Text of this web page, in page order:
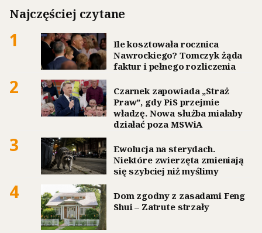
Najczęściej czytane
1
Ile kosztowała rocznica
Nawrockiego? Tomczyk żąda
faktur i pełnego rozliczenia
2
Czarnek zapowiada „Straż
Praw”, gdy PiS przejmie
władzę. Nowa służba miałaby
działać poza MSWiA
3
Ewolucja na sterydach.
Niektóre zwierzęta zmieniają
się szybciej niż myślimy
4
Dom zgodny z zasadami Feng
Shui – Zatrute strzały